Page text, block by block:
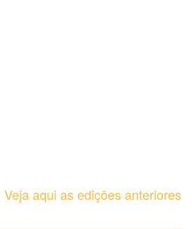
Veja aqui as edições anteriores